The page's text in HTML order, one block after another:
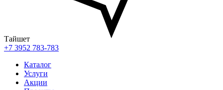
Тайшет
+7 3952 783-783
Каталог
Услуги
Акции